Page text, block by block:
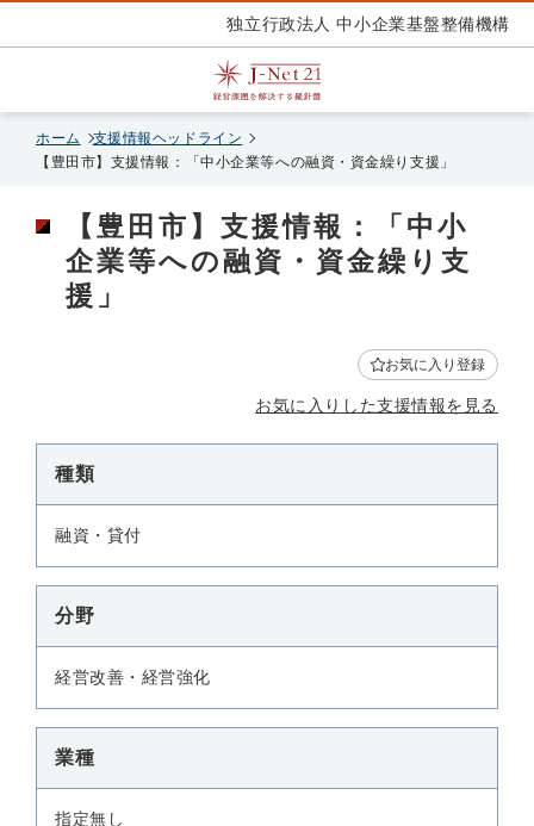
独立行政法人 中小企業基盤整備機構
ホーム
支援情報ヘッドライン
【豊田市】支援情報：「中小企業等への融資・資金繰り支援」
【豊田市】支援情報：「中小
企業等への融資・資金繰り支
援」
お気に入り登録
お気に入りした支援情報を見る
種類
融資・貸付
分野
経営改善・経営強化
業種
指定無し